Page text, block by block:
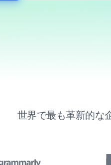
世界で最も革新的な